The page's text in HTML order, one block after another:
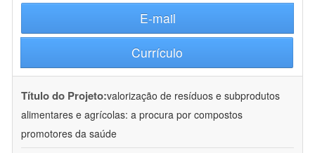
E-mail
Currículo
Título do Projeto:valorização de resíduos e subprodutos
alimentares e agrícolas: a procura por compostos
promotores da saúde